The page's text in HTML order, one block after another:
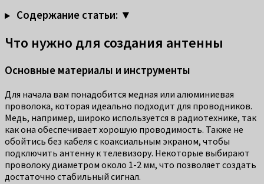
Содержание статьи: ▼
Что нужно для создания антенны
Основные материалы и инструменты
Для начала вам понадобится медная или алюминиевая
проволока, которая идеально подходит для проводников.
Медь, например, широко используется в радиотехнике, так
как она обеспечивает хорошую проводимость. Также не
обойтись без кабеля с коаксиальным экраном, чтобы
подключить антенну к телевизору. Некоторые выбирают
проволоку диаметром около 1-2 мм, что позволяет создать
достаточно стабильный сигнал.